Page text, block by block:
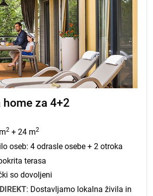
home za 4+2
2 + 24 m2
oseb: 4 odrasle osebe + 2 otroka
terasa
so dovoljeni
: Dostavljamo lokalna živila in